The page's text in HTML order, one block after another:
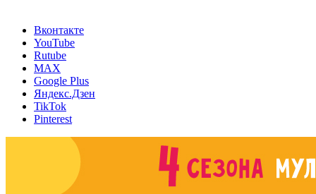
Вконтакте
YouTube
Rutube
MAX
Google Plus
Яндекс.Дзен
TikTok
Pinterest